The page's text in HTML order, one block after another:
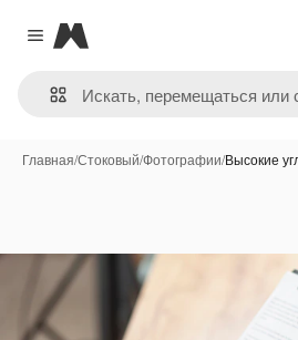
Close menu
Magnific
Главная/Стоковый/Фотографии/Высокие